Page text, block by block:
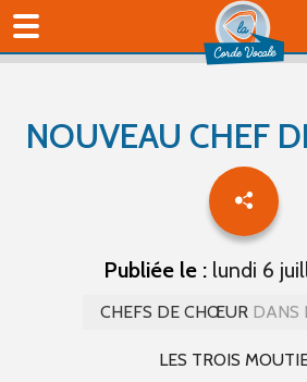
NOUVEAU CHEF
Publiée le :lundi 6
CHEFS DE CHŒUR DANS
LES TROIS